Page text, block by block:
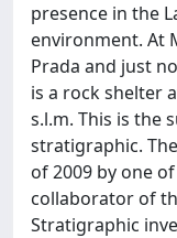
presence in the
environment. At
Prada and just
is a rock shelter
s.l.m. This is the
stratigraphic.
of 2009 by one
collaborator of
Stratigraphic